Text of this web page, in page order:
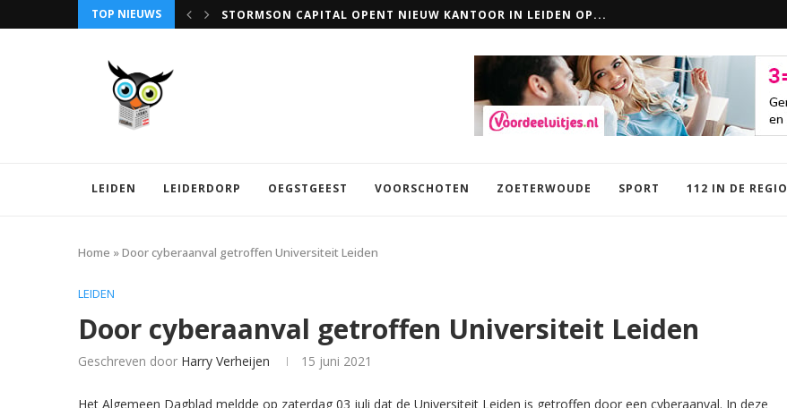
TOP NIEUWS
LEIDEN LEIDERDORP OEGSTGEEST VOORSCHOTEN ZOETERWOUDE SPORT 112 IN DE REGIO
Home »Door cyberaanval getroffen Universiteit Leiden
LEIDEN
Door cyberaanval getroffen Universiteit Leiden
Geschreven door Harry Verheijen 15 juni 2021
Het Algemeen Dagblad meldde op zaterdag 03 juli dat de Universiteit Leiden is getroffen door een cyberaanval. In deze